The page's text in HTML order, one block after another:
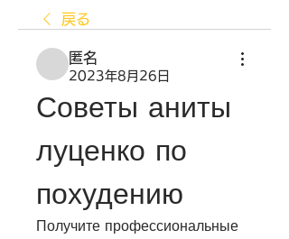
戻る
匿名
2023年8月26日
Советы аниты
луценко по
похудению
Получите профессиональные